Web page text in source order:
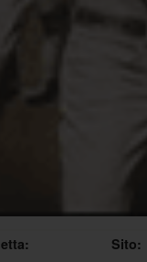
Sito: